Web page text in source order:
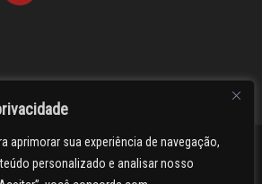
aprimorar sua experiência de navegação,
personalizado e analisar nosso